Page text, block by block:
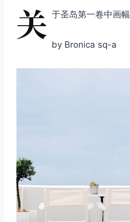
关 于圣岛第一卷中画幅
by Bronica sq-a